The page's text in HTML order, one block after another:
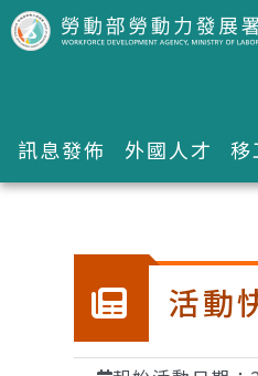
跳到主要內容區塊
訊息發佈 外國人才 移
活動